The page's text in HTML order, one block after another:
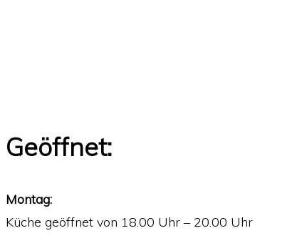
Geöffnet:
Montag:
Küche geöffnet von 18.00 Uhr – 20.00 Uhr